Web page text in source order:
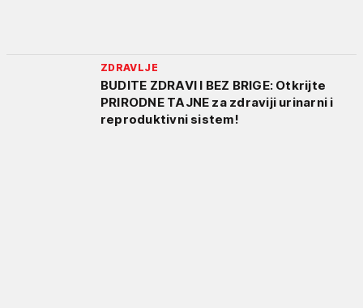
ZDRAVLJE
BUDITE ZDRAVI I BEZ BRIGE: Otkrijte
PRIRODNE TAJNE za zdraviji urinarni i
reproduktivni sistem!